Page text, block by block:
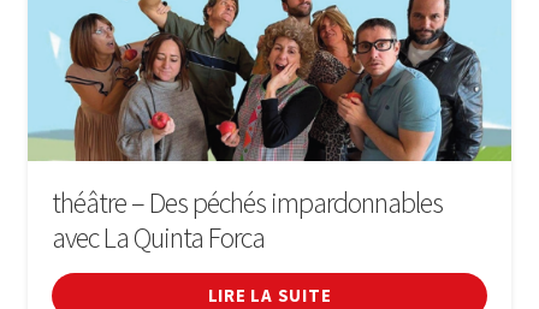
théâtre – Des péchés impardonnables
avec La Quinta Forca
LIRE LA SUITE